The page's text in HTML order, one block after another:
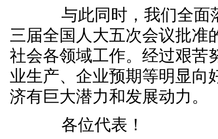
与此同时，我们全面
三届全国人大五次会议批准
社会各领域工作。经过艰苦
业生产、企业预期等明显向
济有巨大潜力和发展动力。
各位代表！